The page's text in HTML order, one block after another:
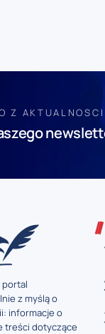
Z
z myślą o
informacje o
treści dotyczące